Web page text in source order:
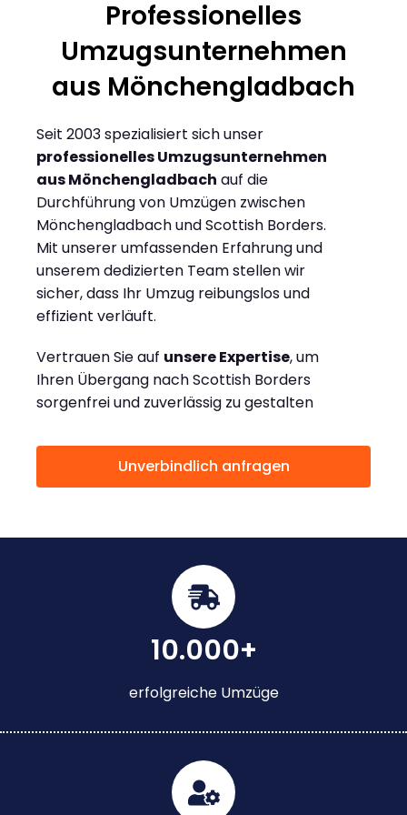
Professionelles
Umzugsunternehmen
aus Mönchengladbach
Seit 2003 spezialisiert sich unser
professionelles Umzugsunternehmen
aus Mönchengladbach auf die
Durchführung von Umzügen zwischen
Mönchengladbach und Scottish Borders.
Mit unserer umfassenden Erfahrung und
unserem dedizierten Team stellen wir
sicher, dass Ihr Umzug reibungslos und
effizient verläuft.
Vertrauen Sie auf unsere Expertise, um
Ihren Übergang nach Scottish Borders
sorgenfrei und zuverlässig zu gestalten
Unverbindlich anfragen
10.000+
erfolgreiche Umzüge